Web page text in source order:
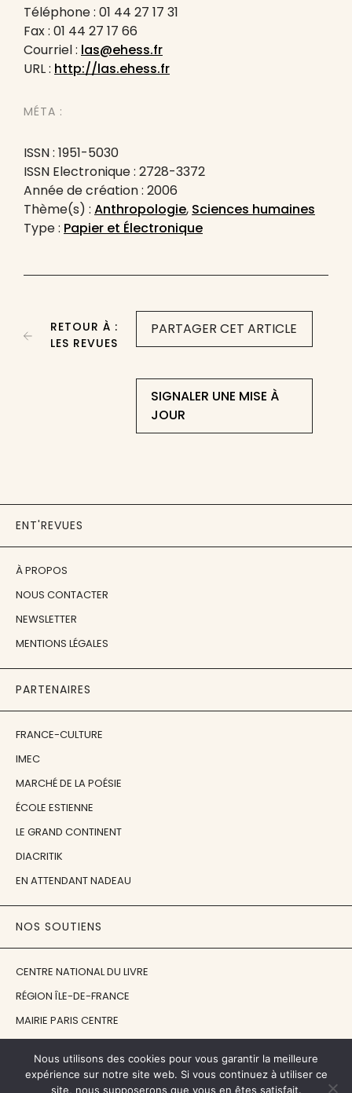
Téléphone : 01 44 27 17 31
Fax : 01 44 27 17 66
Courriel : las@ehess.fr
URL : http://las.ehess.fr
MÉTA :
ISSN : 1951-5030
ISSN Electronique : 2728-3372
Année de création : 2006
Thème(s) : Anthropologie, Sciences humaines
Type : Papier et Électronique
PARTAGER CET ARTICLE
SIGNALER UNE MISE À
JOUR
RETOUR À :
LES REVUES
ENT'REVUES
À PROPOS
NOUS CONTACTER
NEWSLETTER
MENTIONS LÉGALES
PARTENAIRES
FRANCE-CULTURE
IMEC
MARCHÉ DE LA POÉSIE
ÉCOLE ESTIENNE
LE GRAND CONTINENT
DIACRITIK
EN ATTENDANT NADEAU
NOS SOUTIENS
CENTRE NATIONAL DU LIVRE
RÉGION ÎLE-DE-FRANCE
MAIRIE PARIS CENTRE
FONDATION JAN MICHALSKI
Nous utilisons des cookies pour vous garantir la meilleure
expérience sur notre site web. Si vous continuez à utiliser ce
site, nous supposerons que vous en êtes satisfait.